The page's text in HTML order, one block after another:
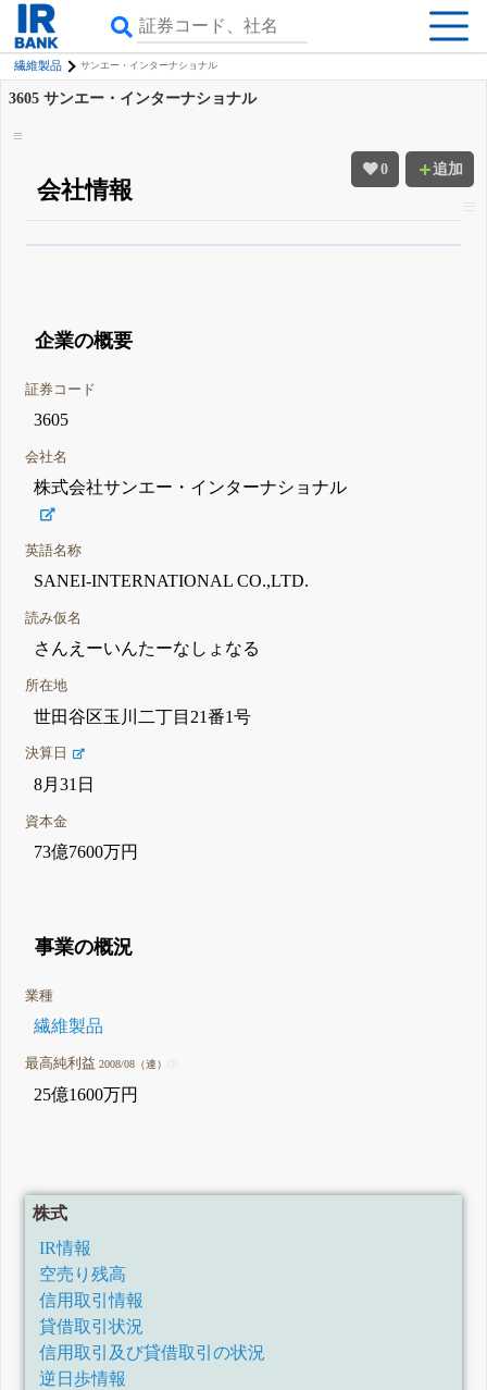
繊維製品 サンエー・インターナショナル
0 追加
3605 サンエー・インターナショナル
会社情報
企業の概要
証券コード
3605
会社名
株式会社サンエー・インターナショナル
英語名称
SANEI-INTERNATIONAL CO.,LTD.
読み仮名
さんえーいんたーなしょなる
所在地
世田谷区玉川二丁目21番1号
決算日
8月31日
資本金
73億7600万円
事業の概況
業種
繊維製品
最高純利益2008/08（連）
25億1600万円
株式
IR情報
空売り残高
信用取引情報
貸借取引状況
信用取引及び貸借取引の状況
逆日歩情報